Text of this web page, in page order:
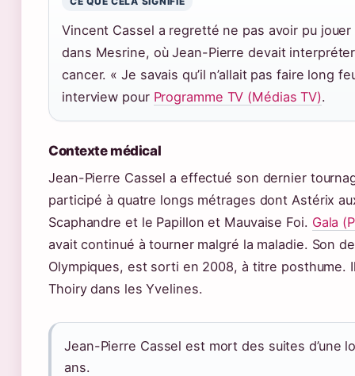
Vincent Cassel a regretté ne pas avoir pu
dans Mesrine, où Jean-Pierre devait
cancer. « Je savais qu’il n’allait pas faire long
interview pour Programme TV (Médias TV).
Contexte médical
Jean-Pierre Cassel a effectué son dernier
participé à quatre longs métrages dont Astérix
Scaphandre et le Papillon et Mauvaise Foi. Gala
avait continué à tourner malgré la maladie. Son
Olympiques, est sorti en 2008, à titre posthume.
Thoiry dans les Yvelines.
Jean-Pierre Cassel est mort des suites d’une
ans.